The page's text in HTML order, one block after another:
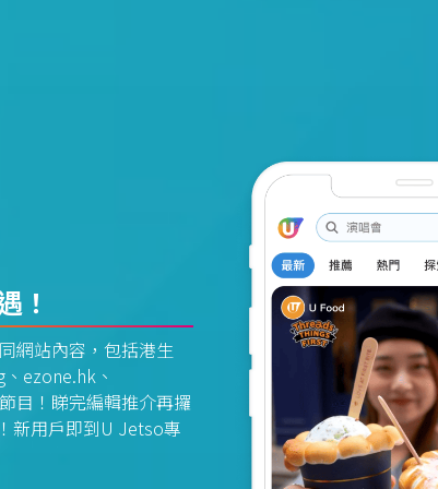
！
網站內容，包括港生
ezone.hk、
目！睇完編輯推介再攞
新用戶即到U Jetso專